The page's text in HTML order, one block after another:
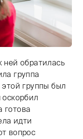
Светлое
ней обратилась
группа
этой группы был
готова
идти
вопрос